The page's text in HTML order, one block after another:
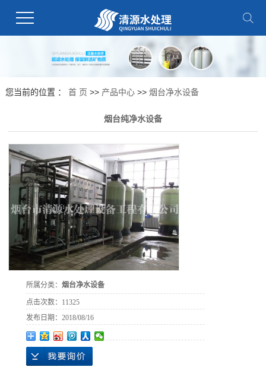
您当前的位置 ： 首 页 >> 产品中心>> 烟台净水设备
烟台纯净水设备
所属分类： 烟台净水设备
点击次数： 11325
发布日期： 2018/08/16